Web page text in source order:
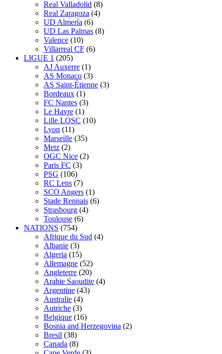
Real Valladolid (8)
Real Zaragoza (4)
UD Almería (6)
UD Las Palmas (8)
Valence (10)
Villarreal CF (6)
LIGUE 1 (205)
AJ Auxerre (1)
AS Monaco (3)
AS Saint-Étienne (3)
Bordeaux (1)
FC Nantes (3)
Le Havre (1)
Lille LOSC (10)
Lyon (11)
Marseille (35)
Metz (2)
OGC Nice (2)
Paris FC (3)
PSG (106)
RC Lens (7)
SCO Angers (1)
Stade Rennais (6)
Strasbourg (4)
Toulouse (6)
NATIONS (754)
Afrique du Sud (4)
Albanie (3)
Algeria (15)
Allemagne (52)
Angleterre (20)
Arabie Saoudite (4)
Argentine (43)
Australie (4)
Autriche (3)
Belgique (16)
Bosnia and Herzegovina (2)
Bresil (38)
Canada (8)